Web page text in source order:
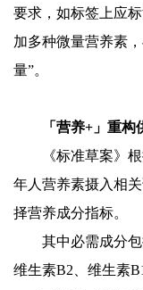
要求，如标签上应
加多种微量营养素
量”。
「营养+」重构
《标准草案》
年人营养素摄入相
择营养成分指标。
其中必需成分
维生素B2、维生素